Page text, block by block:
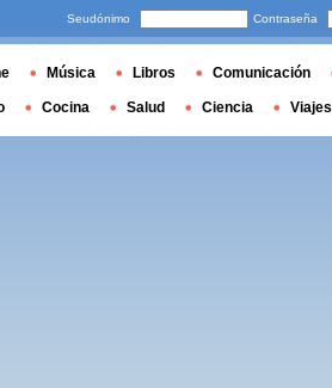
Seudónimo Contraseña
Música Libros Comunicación
Cocina Salud Ciencia Viajes